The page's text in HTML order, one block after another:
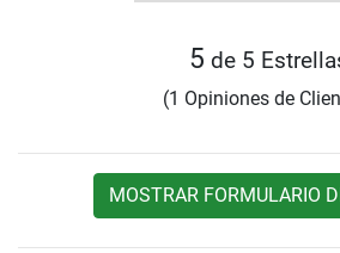
5 de 5
(1 Opiniones de
MOSTRAR FORMULARIO